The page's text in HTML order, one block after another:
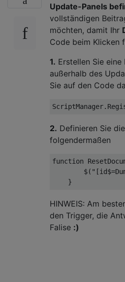
Update-Panels
vollständigen
möchten, damit Ihr
Code beim Klicken
1. Erstellen Sie
außerhalb des
Sie auf den Code
2. Definieren Sie
folgendermaßen
function
        $(
HINWEIS: Am
den Trigger, die
Falise :)